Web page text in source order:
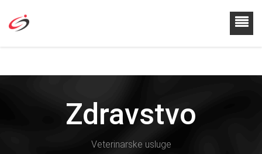
Zdravstvo
Veterinarske usluge